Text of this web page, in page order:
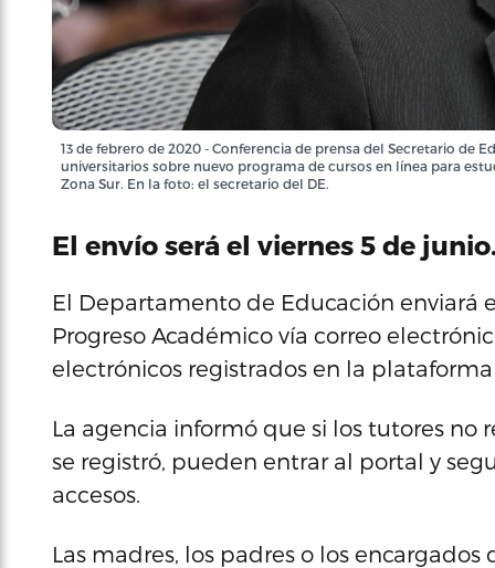
13 de febrero de 2020 - Conferencia de prensa del Secretario de
universitarios sobre nuevo programa de cursos en línea para
Zona Sur. En la foto: el secretario del DE.
El envío será el viernes 5 de
El Departamento de Educación enviará
Progreso Académico vía correo
electrónicos registrados en la
La agencia informó que si los tutores
se registró, pueden entrar al portal y
accesos.
Las madres, los padres o los